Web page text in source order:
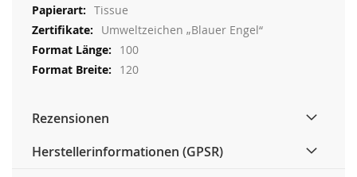
Tissue
Umweltzeichen „Blauer Engel“
100
120
Rezensionen
Herstellerinformationen (GPSR)